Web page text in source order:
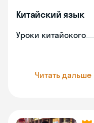
Китайский язык
Уроки китайского
Читать дальше